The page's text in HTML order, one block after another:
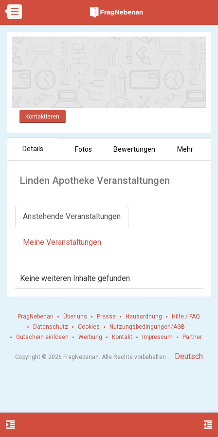
Kontaktieren
Details Fotos Bewertungen Mehr
Linden Apotheke Veranstaltungen
Anstehende Veranstaltungen
Meine Veranstaltungen
Keine weiteren Inhalte gefunden
format_indent_increase format_indent_decrease
FragNebenan Über uns Presse Hausordnung
Hilfe / FAQ
Datenschutz
Cookies
Nutzungsbedingungen/AGB
Gutschein einlösen
Werbung Kontakt Impressum Partner
Copyright © 2026 FragNebenan. Alle Rechte vorbehalten . Deutsch